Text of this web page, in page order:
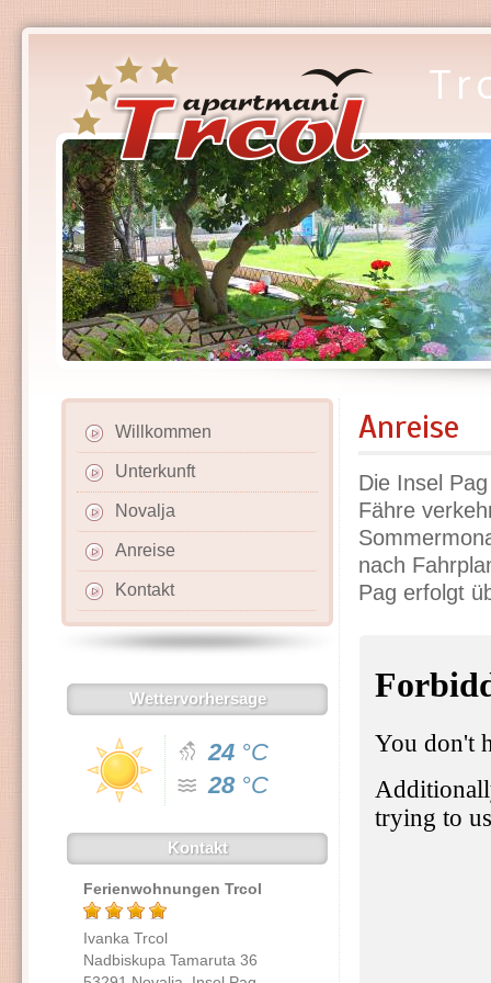
Willkommen
Unterkunft
Novalja
Anreise
Kontakt
Wettervorhersage
24 °C
28°C
Kontakt
Ferienwohnungen Trcol
Ivanka Trcol
Nadbiskupa Tamaruta 36
Anreise
Die Insel
Fähre
nach
Pag erfolgt